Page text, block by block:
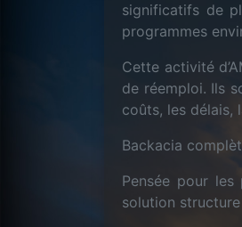
significatifs de
programmes
Cette activité
de réemploi. Ils
coûts, les délais,
Backacia
Pensée pour
solution